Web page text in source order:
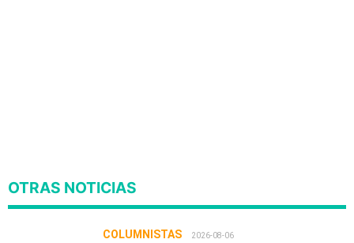
OTRAS NOTICIAS
COLUMNISTAS 2026-08-06